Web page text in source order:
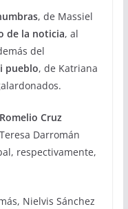
, de Massiel
de la noticia, al
del
pueblo, de Katriana
Cruz
Darromán
respectivamente,
Nielvis Sánchez